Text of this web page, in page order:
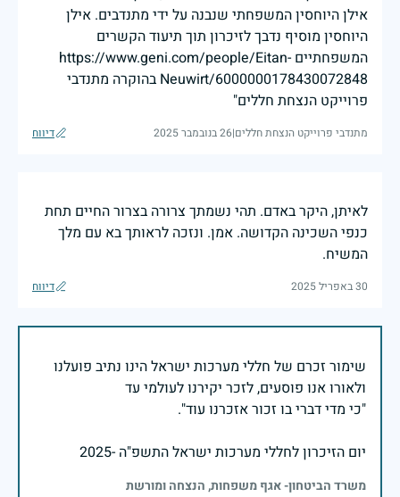
אילן היוחסין המשפחתי שנבנה על ידי מתנדבים. אילן
היוחסין מוסיף נדבך לזיכרון תוך תיעוד הקשרים
המשפחתיים https://www.geni.com/people/Eitan-
Neuwirt/6000000178430072848 בהוקרה מתנדבי
פרוייקט הנצחת חללים"
מתנדבי פרוייקט הנצחת חללים|26 בנובמבר 2025 דיווח
לאיתן, היקר באדם. תהי נשמתך צרורה בצרור החיים תחת
כנפי השכינה הקדושה. אמן. ונזכה לראותך בא עם מלך
המשיח.
30 באפריל 2025 דיווח
שימור זכרם של חללי מערכות ישראל הינו נתיב פועלנו
יום הזיכרון לחללי מערכות ישראל התשפ"ה -2025
משרד הביטחון- אגף משפחות, הנצחה ומורשת